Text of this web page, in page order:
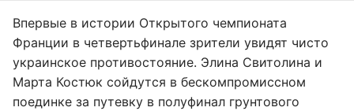
Впервые в истории Открытого чемпионата
Франции в четвертьфинале зрители увидят чисто
украинское противостояние. Элина Свитолина и
Марта Костюк сойдутся в бескомпромиссном
поединке за путевку в полуфинал грунтового